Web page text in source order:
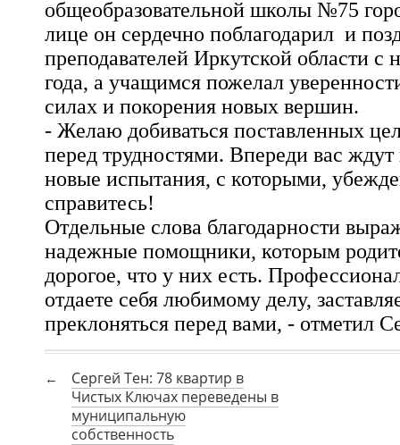
общеобразовательной школы №75
лице он сердечно поблагодарил и
преподавателей Иркутской области с
года, а учащимся пожелал
силах и покорения новых вершин.
- Желаю добиваться поставленных
перед трудностями. Впереди вас
новые испытания, с которыми,
справитесь!
Отдельные слова благодарности
надежные помощники, которым
дорогое, что у них есть.
отдаете себя любимому делу,
преклоняться перед вами, - отметил
Сергей Тен: 78 квартир в
Чистых Ключах переведены в
муниципальную
собственность